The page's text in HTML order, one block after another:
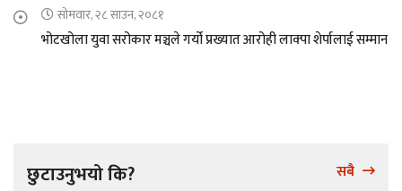
सोमवार, २८ साउन, २०८१
भोटखोला युवा सरोकार मञ्चले गर्यो प्रख्यात आरोही लाक्पा शेर्पालाई सम्मान
छुटाउनुभयो कि? सबै